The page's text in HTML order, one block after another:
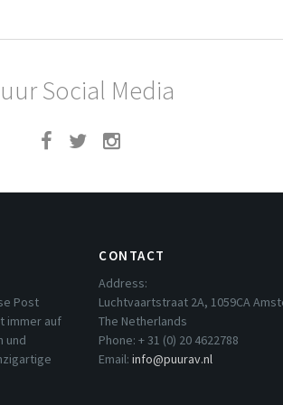
Social Media
Post
immer auf
und
CONTACT
Address:
Luchtvaartstraat 2A, 1059CA
The Netherlands
Phone: + 31 (0) 20 4622788
Email: info@puurav.nl